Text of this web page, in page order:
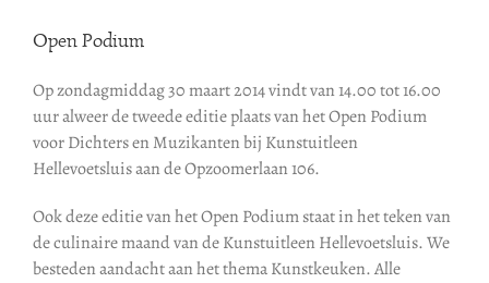
Open Podium
Op zondagmiddag 30 maart 2014 vindt van 14.00 tot 16.00
uur alweer de tweede editie plaats van het Open Podium
voor Dichters en Muzikanten bij Kunstuitleen
Hellevoetsluis aan de Opzoomerlaan 106.
Ook deze editie van het Open Podium staat in het teken van
de culinaire maand van de Kunstuitleen Hellevoetsluis. We
besteden aandacht aan het thema Kunstkeuken. Alle